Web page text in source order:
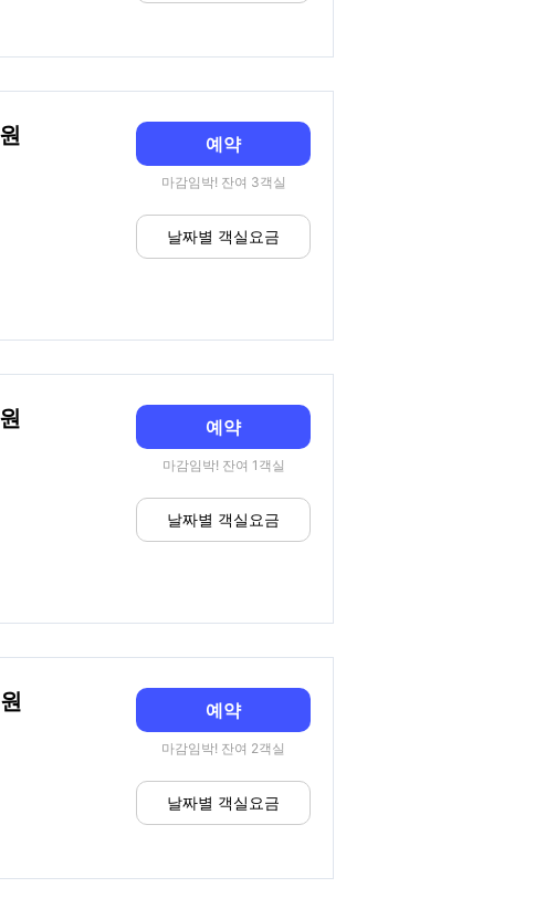
예약
마감임박! 잔여 3객실
날짜별 객실요금
예약
마감임박! 잔여 1객실
날짜별 객실요금
예약
마감임박! 잔여 2객실
날짜별 객실요금